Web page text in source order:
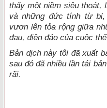
thấy một niềm siêu thoát,
và những đức tính từ
vươn lên tỏa rộng giữa
đau, điên đảo của cuộc
Bản dịch này tôi đã xuất
sau đó đã nhiều lần tái
rãi.